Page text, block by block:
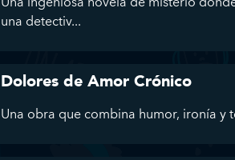
una detectiv...
Dolores de Amor Crónico
Una obra que combina humor, ironía y